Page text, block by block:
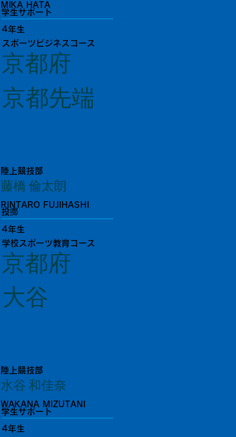
MIKA HATA
学生サポート
4年生
スポーツビジネスコース
京都府
京都先端
陸上競技部
藤橋 倫太朗
RINTARO FUJIHASHI
投擲
4年生
学校スポーツ教育コース
京都府
大谷
陸上競技部
水谷 和佳奈
WAKANA MIZUTANI
学生サポート
4年生